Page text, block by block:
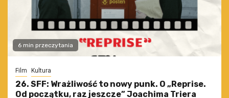
6 min przeczytania
Film Kultura
26. SFF: Wrażliwość to nowy punk. O „Reprise.
Od początku, raz jeszcze” Joachima Triera